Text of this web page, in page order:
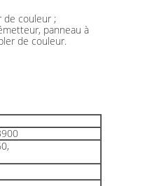
de couleur ;
panneau à
de couleur.